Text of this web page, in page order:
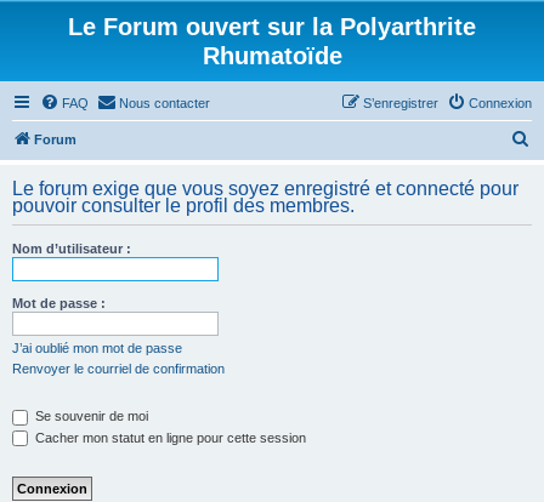
Le Forum ouvert sur la Polyarthrite
Rhumatoïde
FAQ Nous contacter Connexion
S’enregistrer
Forum
h
Le forum exige que vous soyez enregistré et connecté pour
pouvoir consulter le profil des membres.
Nom d’utilisateur :
Mot de passe :
J’ai oublié mon mot de passe
Renvoyer le courriel de confirmation
Se souvenir de moi
Cacher mon statut en ligne pour cette session